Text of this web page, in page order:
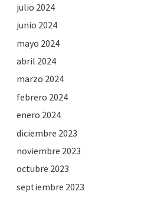
julio 2024
junio 2024
mayo 2024
abril 2024
marzo 2024
febrero 2024
enero 2024
diciembre 2023
noviembre 2023
octubre 2023
septiembre 2023